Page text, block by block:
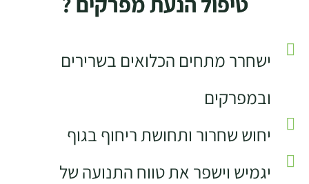
ישחרר מתחים הכלואים בשרירים
ובמפרקים
יחוש שחרור ותחושת ריחוף בגוף
יגמיש וישפר את טווח התנועה של